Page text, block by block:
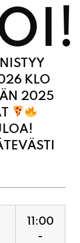
KLO
2025
-
21:00
11:00